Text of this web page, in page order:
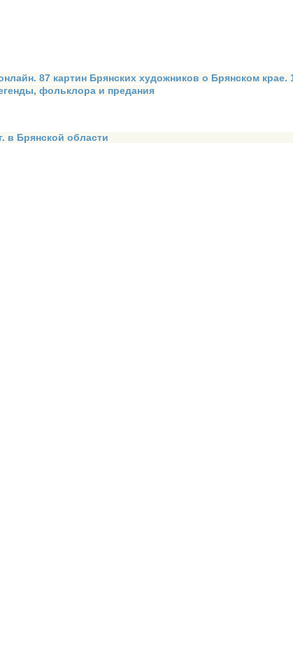
87 картин Брянских художников о Брянском
фольклора и предания
в Брянской области